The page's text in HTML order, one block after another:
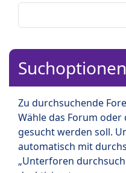
Suchoptionen
Zu durchsuchende
Wähle das Forum oder
gesucht werden soll.
automatisch mit
„Unterforen